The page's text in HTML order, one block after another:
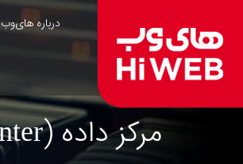
درباره های‌وب
مرکز داده (Data Center)